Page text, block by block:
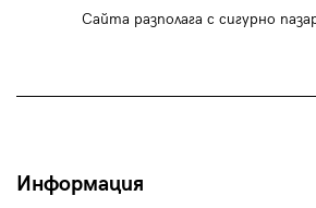
Сайта разполага с сигурно
Информация